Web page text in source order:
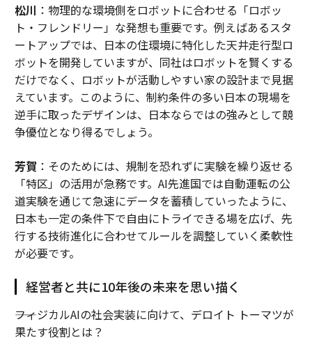
松川 ：物理的な環境側をロボットに合わせる「ロボッ
ト・フレンドリー」な発想も重要です。例えばあるスタ
ートアップでは、日本の住環境に特化した天井走行型ロ
ボットを開発していますが、同社はロボットを賢くする
だけでなく、ロボットが活動しやすい家の設計まで見据
えています。このように、制約条件の多い日本の現場を
逆手に取ったデザインは、日本ならではの強みとして競
争優位となり得るでしょう。
芳賀 ：そのためには、規制を恐れずに実験を繰り返せる
「特区」の活用が急務です。AI先進国では自動運転の公
道実験を通じて急速にデータを蓄積していったように、
日本も一定の条件下で自由にトライできる場を広げ、先
行する技術進化に合わせてルールを調整していく柔軟性
が必要です。
経営者と共に10年後の未来を思い描く
――フィジカルAIの社会実装に向けて、デロイト トーマツが
果たす役割とは？